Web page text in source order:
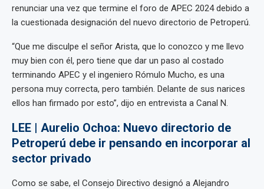
renunciar una vez que termine el foro de APEC 2024 debido a
la cuestionada designación del nuevo directorio de Petroperú.
“Que me disculpe el señor Arista, que lo conozco y me llevo
muy bien con él, pero tiene que dar un paso al costado
terminando APEC y el ingeniero Rómulo Mucho, es una
persona muy correcta, pero también. Delante de sus narices
ellos han firmado por esto”, dijo en entrevista a Canal N.
LEE | Aurelio Ochoa: Nuevo directorio de
Petroperú debe ir pensando en incorporar al
sector privado
Como se sabe, el Consejo Directivo designó a Alejandro